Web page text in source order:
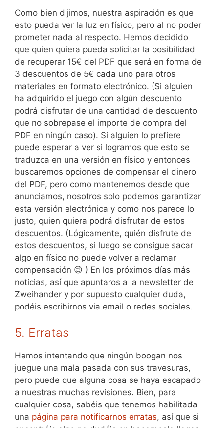
Como bien dijimos, nuestra aspiración es que
esto pueda ver la luz en físico, pero al no poder
prometer nada al respecto. Hemos decidido
que quien quiera pueda solicitar la posibilidad
de recuperar 15€ del PDF que será en forma de
3 descuentos de 5€ cada uno para otros
materiales en formato electrónico. (Si alguien
ha adquirido el juego con algún descuento
podrá disfrutar de una cantidad de descuento
que no sobrepase el importe de compra del
PDF en ningún caso). Si alguien lo prefiere
puede esperar a ver si logramos que esto se
traduzca en una versión en físico y entonces
buscaremos opciones de compensar el dinero
del PDF, pero como mantenemos desde que
anunciamos, nosotros solo podemos garantizar
esta versión electrónica y como nos parece lo
justo, quien quiera podrá disfrutar de estos
descuentos. (Lógicamente, quién disfrute de
estos descuentos, si luego se consigue sacar
algo en físico no puede volver a reclamar
compensación 😉 ) En los próximos días más
noticias, así que apuntaros a la newsletter de
Zweihander y por supuesto cualquier duda,
podéis escribirnos via email o redes sociales.
5. Erratas
Hemos intentando que ningún boogan nos
juegue una mala pasada con sus travesuras,
pero puede que alguna cosa se haya escapado
a nuestras muchas revisiones. Bien, para
cualquier cosa, sabéis que tenemos habilitada
una página para notificarnos erratas, así que si